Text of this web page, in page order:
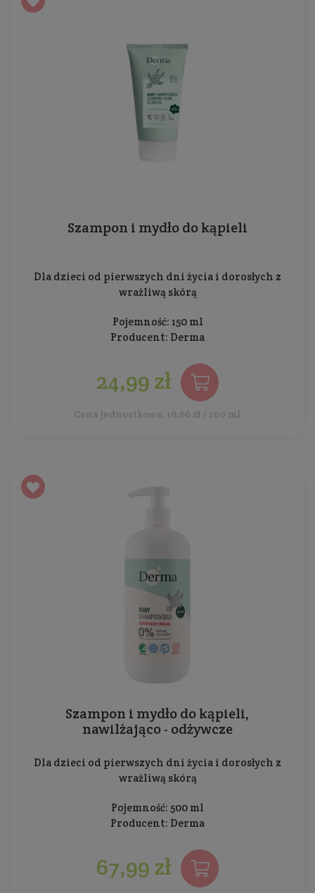
Szampon i mydło do kąpieli
Dla dzieci od pierwszych dni życia i dorosłych z
wrażliwą skórą
Pojemność: 150 ml
Producent: Derma
24,99 zł
Cena jednostkowa: 16,66 zł / 100 ml
Szampon i mydło do kąpieli,
nawilżająco - odżywcze
Dla dzieci od pierwszych dni życia i dorosłych z
wrażliwą skórą
Pojemność: 500 ml
Producent: Derma
67,99 zł